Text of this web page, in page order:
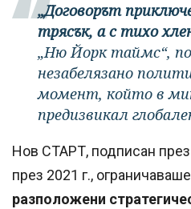
„Договорът
трясък, а с тихо
„Ню Йорк таймс“,
незабелязано
момент, който в
предизвикал
Нов СТАРТ, подписан
през 2021 г.,
разположени